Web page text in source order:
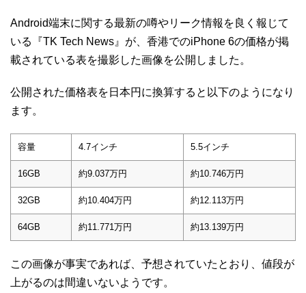
Android端末に関する最新の噂やリーク情報を良く報じて
いる『TK Tech News』が、香港でのiPhone 6の価格が掲
載されている表を撮影した画像を公開しました。
公開された価格表を日本円に換算すると以下のようになり
ます。
容量 4.7インチ 5.5インチ
16GB 約9.037万円 約10.746万円
32GB 約10.404万円 約12.113万円
64GB 約11.771万円 約13.139万円
この画像が事実であれば、予想されていたとおり、値段が
上がるのは間違いないようです。